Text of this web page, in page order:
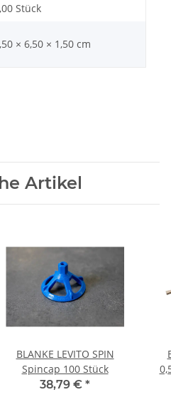
Stück
× 6,50 × 1,50 cm
Artikel
BLANKE LEVITO SPIN
Spincap 100 Stück
38,79 € *